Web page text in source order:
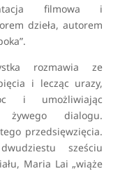
filmowa i
dzieła, autorem
rozmawia ze
i lecząc urazy,
i umożliwiając
żywego dialogu.
przedsięwzięcia.
sześciu
Maria Lai „wiąże